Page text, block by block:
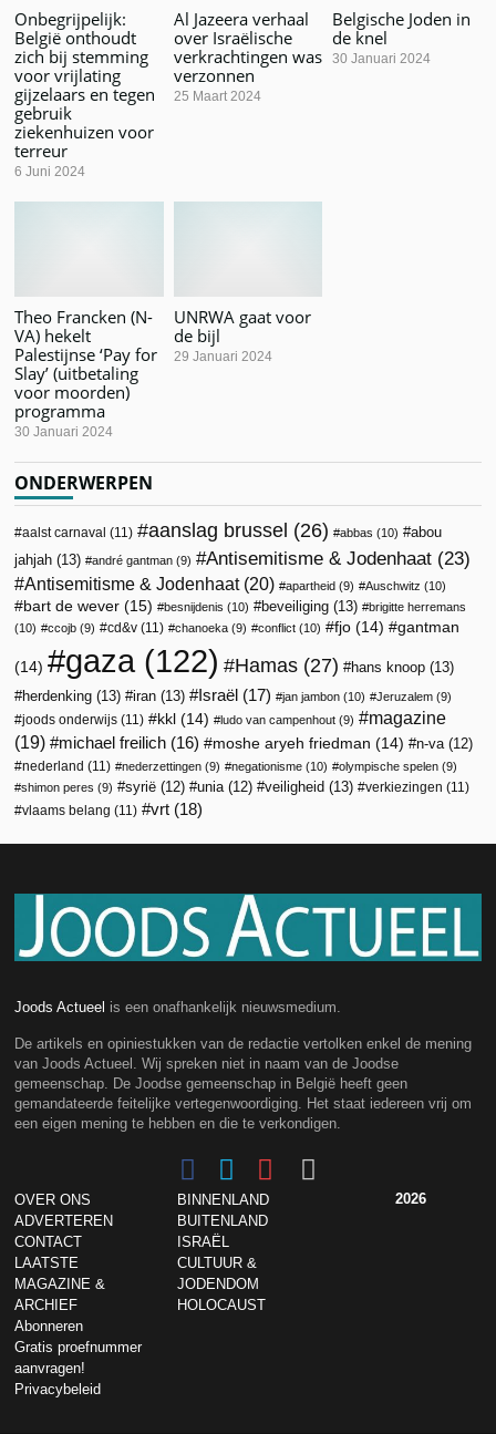
Onbegrijpelijk:
België onthoudt
zich bij stemming
voor vrijlating
gijzelaars en tegen
gebruik
ziekenhuizen voor
terreur
6 Juni 2024
Al Jazeera verhaal
over Israëlische
verkrachtingen was
verzonnen
25 Maart 2024
Belgische Joden in
de knel
30 Januari 2024
Theo Francken (N-
VA) hekelt
Palestijnse ‘Pay for
Slay’ (uitbetaling
voor moorden)
programma
30 Januari 2024
UNRWA gaat voor
de bijl
29 Januari 2024
ONDERWERPEN
aalst carnaval (11) aanslag brussel (26) abbas (10)
abou
jahjah (13) andré gantman (9) Antisemitisme & Jodenhaat (23)
Antisemitisme & Jodenhaat(20) apartheid (9) Auschwitz (10)
bart de wever (15) besnijdenis (10) beveiliging (13)
brigitte herremans
(10)
ccojb (9) cd&v (11) chanoeka (9) conflict (10) fjo (14) gantman
(14) gaza(122) Hamas (27) hans knoop (13)
herdenking (13) iran (13) Israël (17) jan jambon (10) Jeruzalem (9)
joods onderwijs (11) kkl (14) ludo van campenhout (9)
magazine
(19)
michael freilich (16) moshe aryeh friedman (14) n-va(12)
nederland (11) nederzettingen (9) negationisme (10) olympische spelen (9)
shimon peres (9) syrië (12) unia(12) veiligheid (13) verkiezingen (11)
vlaams belang (11) vrt (18)
Joods Actueel is een onafhankelijk nieuwsmedium.
De artikels en opiniestukken van de redactie vertolken enkel de mening
van Joods Actueel. Wij spreken niet in naam van de Joodse
gemeenschap. De Joodse gemeenschap in België heeft geen
gemandateerde feitelijke vertegenwoordiging. Het staat iedereen vrij om
een eigen mening te hebben en die te verkondigen.
OVER ONS
ADVERTEREN
CONTACT
LAATSTE
MAGAZINE &
ARCHIEF
Abonneren
Gratis proefnummer
aanvragen!
Privacybeleid
BINNENLAND
BUITENLAND
ISRAËL
CULTUUR &
JODENDOM
HOLOCAUST
2026